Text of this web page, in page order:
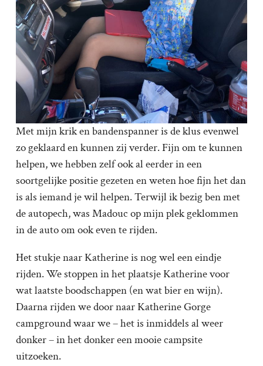
Met mijn krik en bandenspanner is de klus evenwel
zo geklaard en kunnen zij verder. Fijn om te kunnen
helpen, we hebben zelf ook al eerder in een
soortgelijke positie gezeten en weten hoe fijn het dan
is als iemand je wil helpen. Terwijl ik bezig ben met
de autopech, was Madouc op mijn plek geklommen
in de auto om ook even te rijden.
Het stukje naar Katherine is nog wel een eindje
rijden. We stoppen in het plaatsje Katherine voor
wat laatste boodschappen (en wat bier en wijn).
Daarna rijden we door naar Katherine Gorge
campground waar we – het is inmiddels al weer
donker – in het donker een mooie campsite
uitzoeken.